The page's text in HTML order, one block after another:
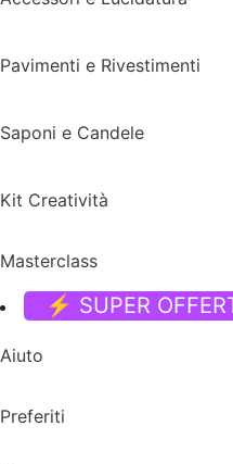
Pavimenti e Rivestimenti
Saponi e Candele
Kit Creatività
Masterclass
⚡ SUPER
Aiuto
Preferiti